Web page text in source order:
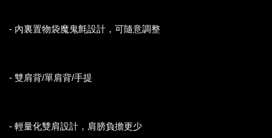
- 內裏置物袋魔鬼氈設計，可隨意調整
- 雙肩背/單肩背/手提
- 輕量化雙肩設計，肩膀負擔更少